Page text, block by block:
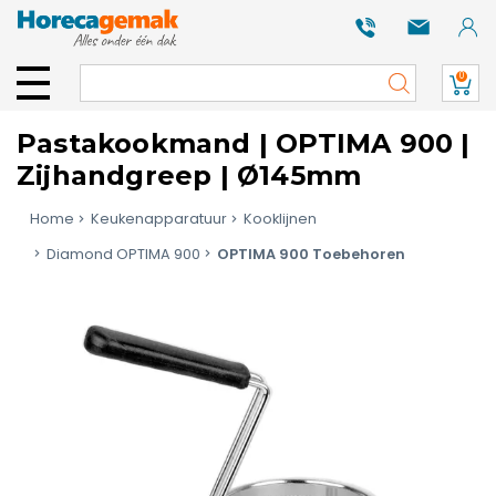
0
Pastakookmand | OPTIMA 900 |
Zijhandgreep | Ø145mm
Home Keukenapparatuur
Kooklijnen
Diamond OPTIMA 900
OPTIMA 900 Toebehoren